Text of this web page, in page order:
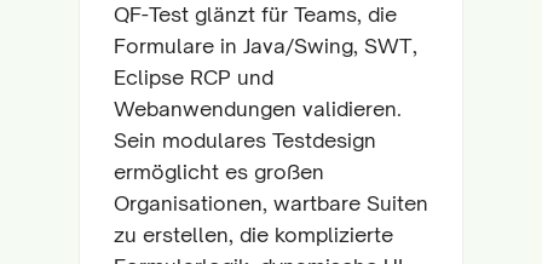
QF-Test glänzt für Teams, die
Formulare in Java/Swing, SWT,
Eclipse RCP und
Webanwendungen validieren.
Sein modulares Testdesign
ermöglicht es großen
Organisationen, wartbare Suiten
zu erstellen, die komplizierte